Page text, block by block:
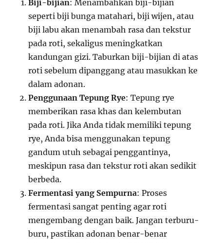
Biji-bijian: Menambahkan biji-bijian
seperti biji bunga matahari, biji wijen, atau
biji labu akan menambah rasa dan tekstur
pada roti, sekaligus meningkatkan
kandungan gizi. Taburkan biji-bijian di atas
roti sebelum dipanggang atau masukkan ke
dalam adonan.
Penggunaan Tepung Rye: Tepung rye
memberikan rasa khas dan kelembutan
pada roti. Jika Anda tidak memiliki tepung
rye, Anda bisa menggunakan tepung
gandum utuh sebagai penggantinya,
meskipun rasa dan tekstur roti akan sedikit
berbeda.
Fermentasi yang Sempurna: Proses
fermentasi sangat penting agar roti
mengembang dengan baik. Jangan terburu-
buru, pastikan adonan benar-benar